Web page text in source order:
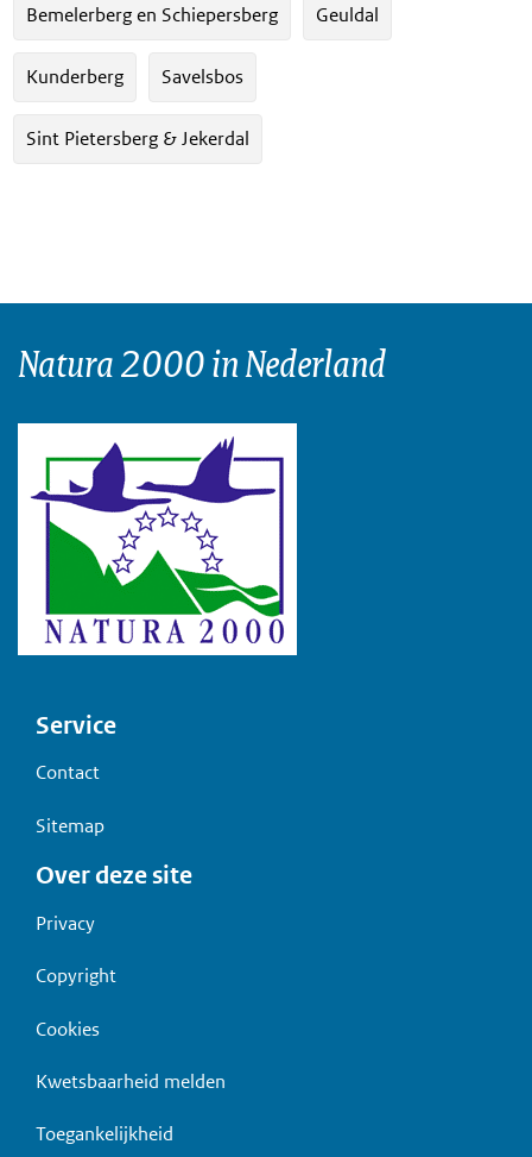
Bemelerberg en Schiepersberg Geuldal
Kunderberg Savelsbos
Sint Pietersberg & Jekerdal
Natura 2000 in Nederland
Voet
Service
Contact
Sitemap
Over deze site
Privacy
Copyright
Cookies
Kwetsbaarheid melden
Toegankelijkheid